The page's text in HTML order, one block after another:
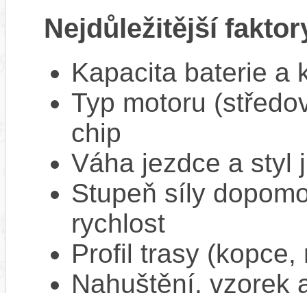
Nejdůležitější
Kapacita baterie a
Typ motoru
chip
Váha jezdce a styl
Stupeň síly
rychlost
Profil trasy
Nahuštění, vzorek